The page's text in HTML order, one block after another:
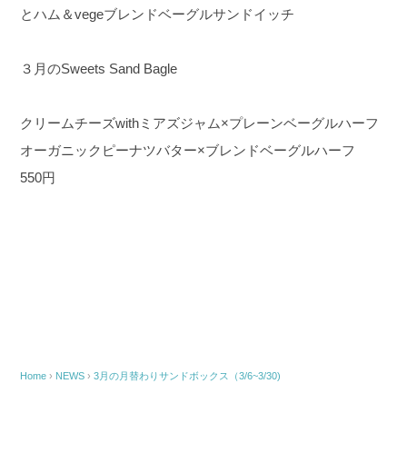
とハム＆vegeブレンドベーグルサンドイッチ
３月のSweets Sand Bagle
クリームチーズwithミアズジャム×プレーンベーグルハーフ
オーガニックピーナツバター×ブレンドベーグルハーフ
550円
Home › NEWS ›3月の月替わりサンドボックス（3/6~3/30)